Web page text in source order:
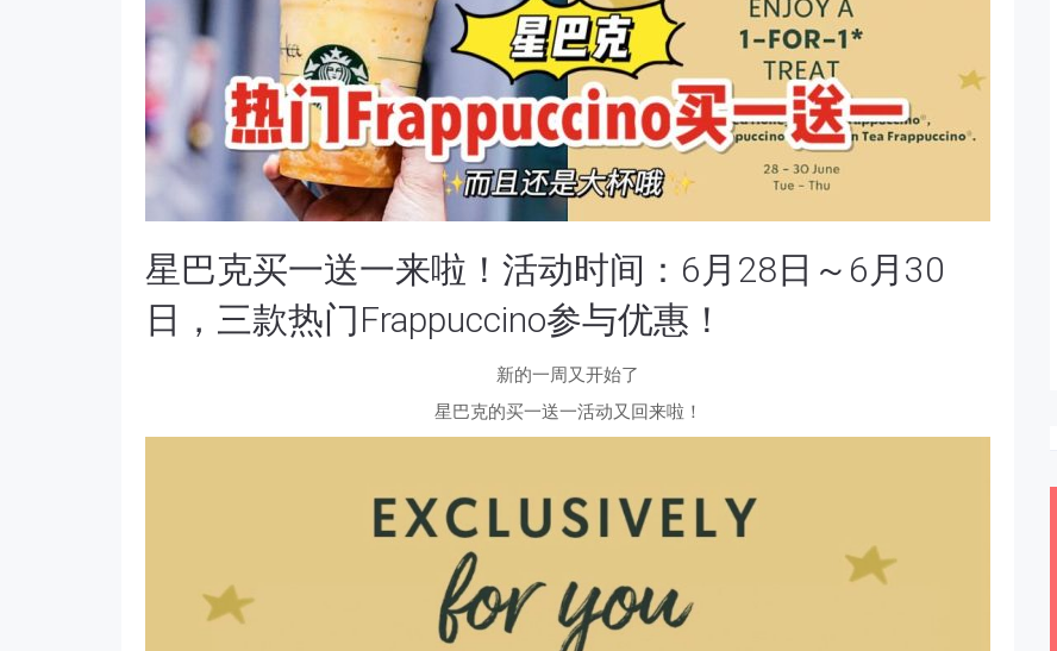
星巴克买一送一来啦！活动时间：6月28日～6月30
日，三款热门Frappuccino参与优惠！
新的一周又开始了
星巴克的买一送一活动又回来啦！